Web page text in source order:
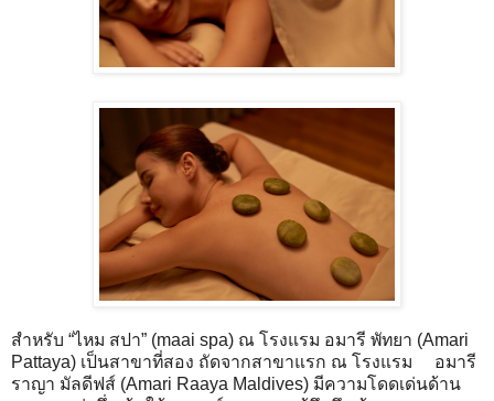
สำหรับ “ไหม สปา” (maai spa) ณ โรงแรม อมารี พัทยา (Amari
Pattaya) เป็นสาขาที่สอง ถัดจากสาขาแรก ณ โรงแรม อมารี
ราญา มัลดีฟส์ (Amari Raaya Maldives) มีความโดดเด่นด้าน